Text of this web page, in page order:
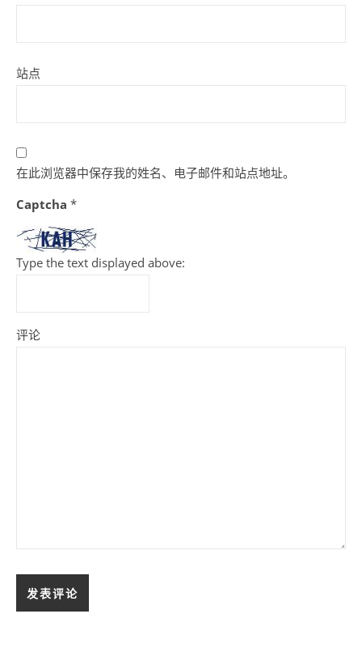
站点
在此浏览器中保存我的姓名、电子邮件和站点地址。
Captcha *
Type the text displayed above:
评论